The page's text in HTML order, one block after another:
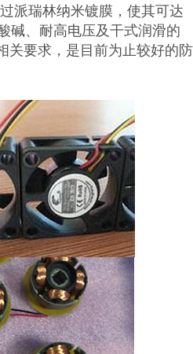
瑞林纳米镀膜，使其可达
碱、耐高电压及干式润滑的
关要求，是目前为止较好的防